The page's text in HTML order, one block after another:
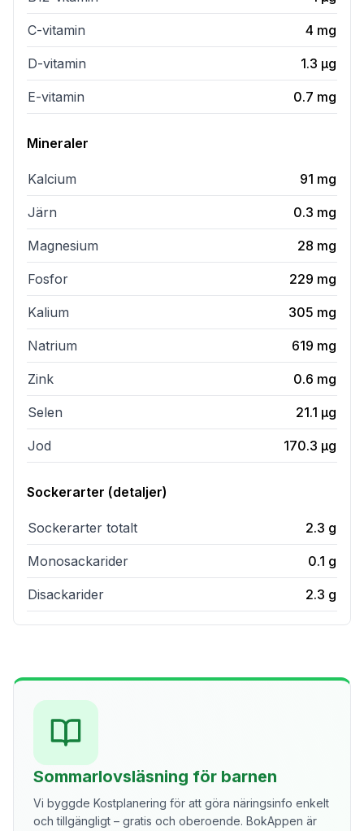
C-vitamin 4 mg
D-vitamin 1.3 µg
E-vitamin 0.7 mg
Mineraler
Kalcium 91 mg
Järn 0.3 mg
Magnesium 28 mg
Fosfor 229 mg
Kalium 305 mg
Natrium 619 mg
Zink 0.6 mg
Selen 21.1 µg
Jod 170.3 µg
Sockerarter (detaljer)
Sockerarter totalt 2.3 g
Monosackarider 0.1 g
Disackarider 2.3 g
Sommarlovsläsning för barnen
Vi byggde Kostplanering för att göra näringsinfo enkelt
och tillgängligt – gratis och oberoende. BokAppen är